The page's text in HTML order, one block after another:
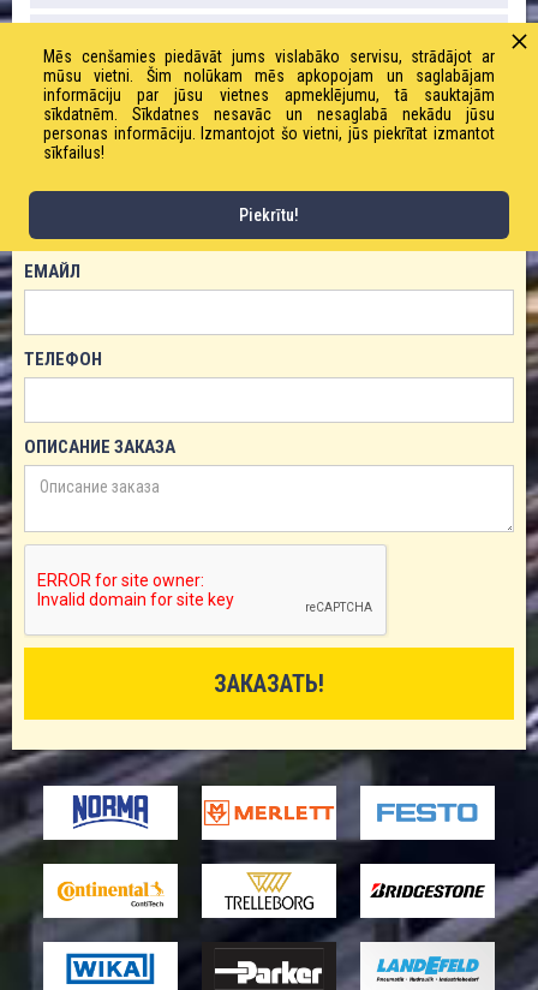
ЗАКАЗАТЬ ТОВАР!
ЕМАЙЛ
ТЕЛЕФОН
ОПИСАНИЕ ЗАКАЗА
Mēs cenšamies piedāvāt jums vislabāko servisu, strādājot ar
mūsu vietni. Šim nolūkam mēs apkopojam un saglabājam
informāciju par jūsu vietnes apmeklējumu, tā sauktajām
sīkdatnēm. Sīkdatnes nesavāc un nesaglabā nekādu jūsu
personas informāciju. Izmantojot šo vietni, jūs piekrītat izmantot
sīkfailus!
Piekrītu!